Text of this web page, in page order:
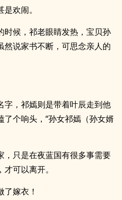
欢闹。
时候，祁老眼睛发热，宝贝孙
说家书不断，可思念亲人的
字，祁嫣则是带着叶辰走到他
个响头，“孙女祁嫣（孙女婿
，只是在夜蓝国有很多事需要
可以离开。
嫁衣！